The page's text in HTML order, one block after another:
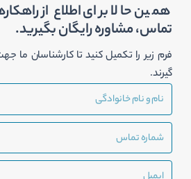
همین حالا برای اطلاع از
تماس، مشاوره رایگان بگیرید.
فرم زیر را تکمیل کنید تا کارشناسان ما
گیرند.
نام
و
نام
خانوادگی
شماره
تماس
ایمیل